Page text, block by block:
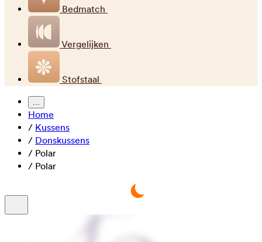
Bedmatch
Vergelijken
Stofstaal
...
Home
/ Kussens
/ Donskussens
/ Polar
/ Polar